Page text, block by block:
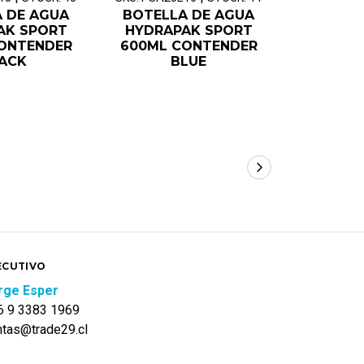
DE AGUA
SPORT
BOTELLA DE AGUA
HYDRAPAK SPORT
600ML CONTENDER
BLUE
Esper
9 3383 1969